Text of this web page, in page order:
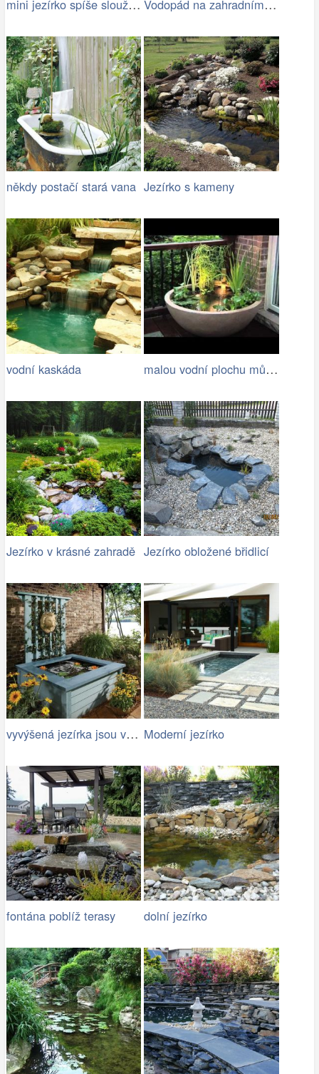
mini jezírko spíše slouží jako pítko… Vodopád na zahradním jezírku
někdy postačí stará vana Jezírko s kameny
vodní kaskáda malou vodní plochu můžete mít i na…
Jezírko v krásné zahradě Jezírko obložené břidlicí
vyvýšená jezírka jsou vhodná pro rodiny… Moderní jezírko
fontána poblíž terasy dolní jezírko